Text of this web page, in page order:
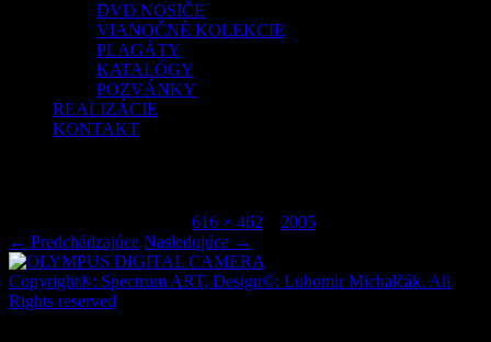
DVD NOSIČE
VIANOČNÉ KOLEKCIE
PLAGÁTY
KATALÓGY
POZVÁNKY
REALIZÁCIE
KONTAKT
616 × 462 2005
← Predchádzajúce Nasledujúce →
Copyright®: Spectrum ART, Design©: Lubomir Michalčák. All
Rights reserved